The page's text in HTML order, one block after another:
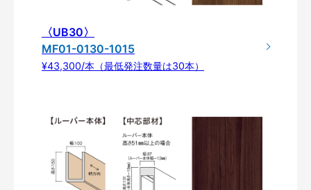
〈UB30〉
MF01-0130-1015
¥43,300/本（最低発注数量は30本）